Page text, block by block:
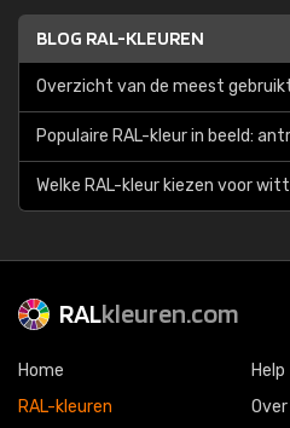
BLOG RAL-KLEUREN
Overzicht van de meest
Populaire RAL-kleur in beeld:
Welke RAL-kleur kiezen voor
RALkleuren.com
Home
RAL-kleuren
Help